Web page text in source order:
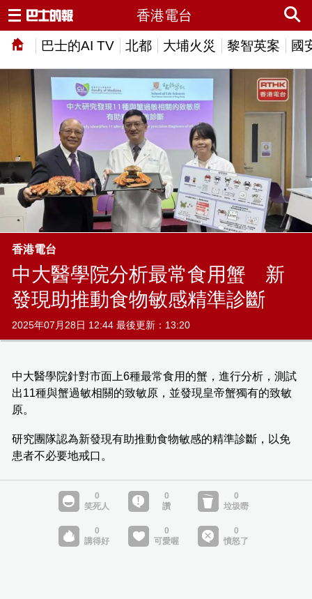
巴士的AI TV 北都 大埔火災 黎智英案 國
香港電台
香港電台
中大醫學院分析最常食用蟹 新
發現助推動食物敏感精準診斷
2025年07月28日 12:44 最後更新：13:20
中大醫學院針對市面上6種最常食用的蟹，進行分析，測試
出11種與蟹過敏相關的致敏原，並發現皇帝蟹獨有的致敏
原。
研究團隊認為新發現有助推動食物敏感的精準診斷，以免
患者不必要地戒口。